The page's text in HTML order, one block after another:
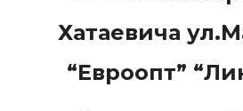
Хатаевича
“Евроопт”